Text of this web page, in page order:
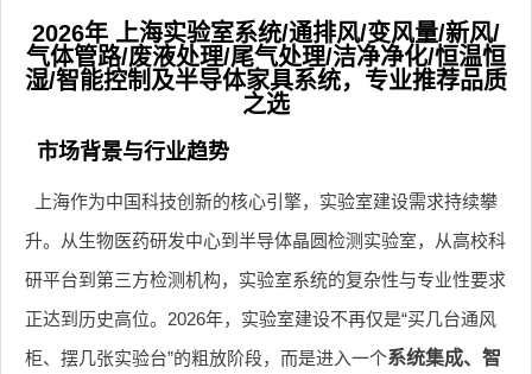
2026年 上海实验室系统/通排风/变风量/新风/
气体管路/废液处理/尾气处理/洁净净化/恒温恒
湿/智能控制及半导体家具系统，专业推荐品质
之选
市场背景与行业趋势
上海作为中国科技创新的核心引擎，实验室建设需求持续攀
升。从生物医药研发中心到半导体晶圆检测实验室，从高校科
研平台到第三方检测机构，实验室系统的复杂性与专业性要求
正达到历史高位。2026年，实验室建设不再仅是“买几台通风
柜、摆几张实验台”的粗放阶段，而是进入一个系统集成、智